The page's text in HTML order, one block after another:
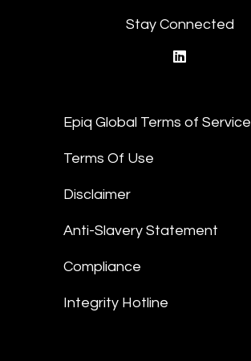
Stay Connected
Epiq Global Terms of Service
Terms Of Use
Disclaimer
Anti-Slavery Statement
Compliance
Integrity Hotline